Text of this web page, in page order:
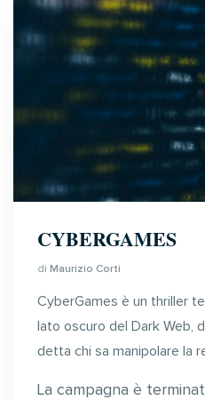
CYBERGAMES
di Maurizio Corti
CyberGames è un thriller
lato oscuro del Dark Web,
detta chi sa manipolare la
La campagna è